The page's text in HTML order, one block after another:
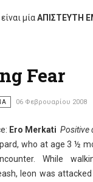
μίαΑΠΙΣΤΕΥΤΗ
Fear
06 Φεβρουαρίου 2008
Ero Merkati Positive
who at age 3 ½
While
leon was